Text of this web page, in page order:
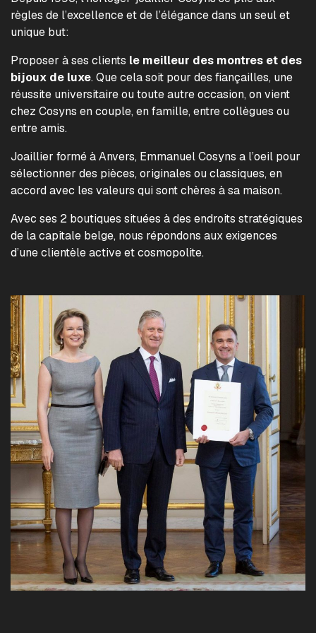
règles de l’excellence et de l’élégance dans un seul et
unique but:
Proposer à ses clients le meilleur des montres et des
bijoux de luxe. Que cela soit pour des fiançailles, une
réussite universitaire ou toute autre occasion, on vient
chez Cosyns en couple, en famille, entre collègues ou
entre amis.
Joaillier formé à Anvers, Emmanuel Cosyns a l’oeil pour
sélectionner des pièces, originales ou classiques, en
accord avec les valeurs qui sont chères à sa maison.
Avec ses 2 boutiques situées à des endroits stratégiques
de la capitale belge, nous répondons aux exigences
d’une clientèle active et cosmopolite.